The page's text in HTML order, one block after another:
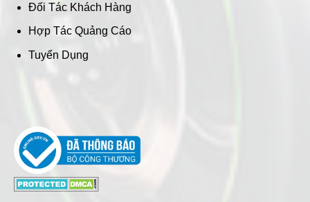
Đối Tác Khách Hàng
Hợp Tác Quảng Cáo
Tuyển Dụng